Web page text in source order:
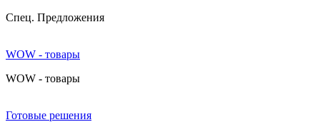
Cпец. Предложения
WOW - товары
WOW - товары
Готовые решения